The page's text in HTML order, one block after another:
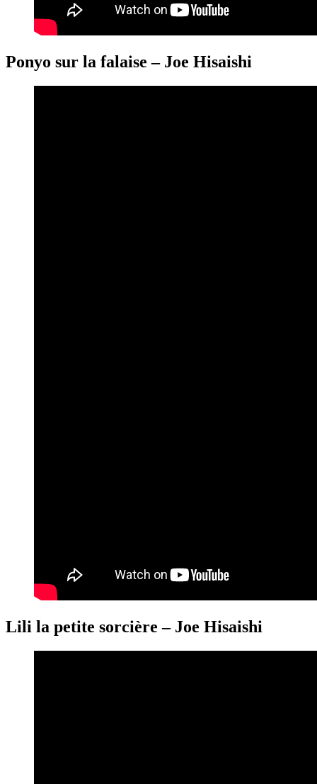
Ponyo sur la falaise – Joe Hisaishi
Lili la petite sorcière – Joe Hisaishi